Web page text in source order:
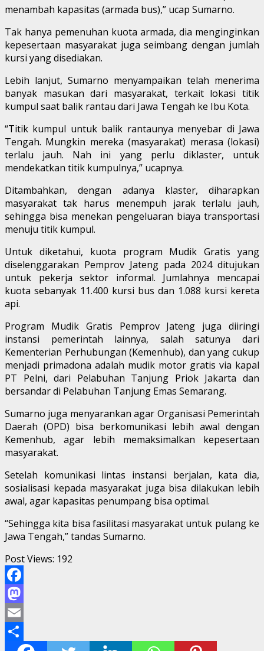
menambah kapasitas (armada bus),” ucap Sumarno.
Tak hanya pemenuhan kuota armada, dia menginginkan
kepesertaan masyarakat juga seimbang dengan jumlah
kursi yang disediakan.
Lebih lanjut, Sumarno menyampaikan telah menerima
banyak masukan dari masyarakat, terkait lokasi titik
kumpul saat balik rantau dari Jawa Tengah ke Ibu Kota.
“Titik kumpul untuk balik rantaunya menyebar di Jawa
Tengah. Mungkin mereka (masyarakat) merasa (lokasi)
terlalu jauh. Nah ini yang perlu diklaster, untuk
mendekatkan titik kumpulnya,” ucapnya.
Ditambahkan, dengan adanya klaster, diharapkan
masyarakat tak harus menempuh jarak terlalu jauh,
sehingga bisa menekan pengeluaran biaya transportasi
menuju titik kumpul.
Untuk diketahui, kuota program Mudik Gratis yang
diselenggarakan Pemprov Jateng pada 2024 ditujukan
untuk pekerja sektor informal. Jumlahnya mencapai
kuota sebanyak 11.400 kursi bus dan 1.088 kursi kereta
api.
Program Mudik Gratis Pemprov Jateng juga diiringi
instansi pemerintah lainnya, salah satunya dari
Kementerian Perhubungan (Kemenhub), dan yang cukup
menjadi primadona adalah mudik motor gratis via kapal
PT Pelni, dari Pelabuhan Tanjung Priok Jakarta dan
bersandar di Pelabuhan Tanjung Emas Semarang.
Sumarno juga menyarankan agar Organisasi Pemerintah
Daerah (OPD) bisa berkomunikasi lebih awal dengan
Kemenhub, agar lebih memaksimalkan kepesertaan
masyarakat.
Setelah komunikasi lintas instansi berjalan, kata dia,
sosialisasi kepada masyarakat juga bisa dilakukan lebih
awal, agar kapasitas penumpang bisa optimal.
“Sehingga kita bisa fasilitasi masyarakat untuk pulang ke
Jawa Tengah,” tandas Sumarno.
Post Views: 192
Facebook
Mastodon
Email